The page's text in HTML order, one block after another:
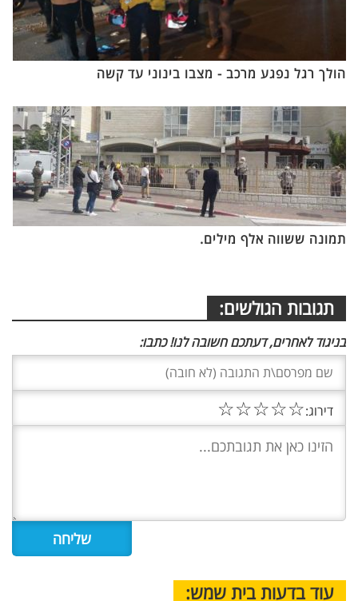
הולך רגל נפגע מרכב - מצבו בינוני עד קשה
תמונה ששווה אלף מילים.
תגובות הגולשים:
בניגוד לאחרים, דעתכם חשובה לנו! כתבו:
דירוג:☆
☆
☆
☆
☆
עוד בדעות בית שמש: